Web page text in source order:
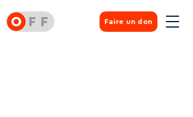
Faire un don